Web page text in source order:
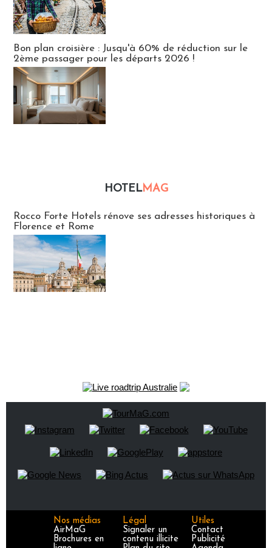
Bon plan croisière : Jusqu'à 60% de réduction sur le
2ème passager pour les départs 2026 !
HOTELMAG
Rocco Forte Hotels rénove ses adresses historiques à
Florence et Rome
Nos médias
AirMaG
Brochures en
Légal
Signaler un
contenu illicite
Utiles
Contact
Publicité